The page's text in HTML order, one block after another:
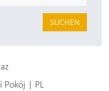
SUCHEN
Pokój | PL